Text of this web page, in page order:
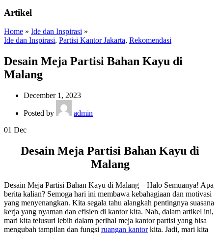
Artikel
Home » Ide dan Inspirasi »
Ide dan Inspirasi, Partisi Kantor Jakarta, Rekomendasi
Desain Meja Partisi Bahan Kayu di
Malang
December 1, 2023
Posted by
admin
01 Dec
Desain Meja Partisi Bahan Kayu di
Malang
Desain Meja Partisi Bahan Kayu di Malang – Halo Semuanya! Apa
berita kalian? Semoga hari ini membawa kebahagiaan dan motivasi
yang menyenangkan. Kita segala tahu alangkah pentingnya suasana
kerja yang nyaman dan efisien di kantor kita. Nah, dalam artikel ini,
mari kita telusuri lebih dalam perihal meja kantor partisi yang bisa
mengubah tampilan dan fungsi ruangan kantorkita. Jadi, mari kita